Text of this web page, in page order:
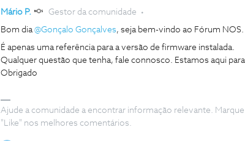
Mário P. Gestor da comunidade
Bom dia@Gonçalo Gonçalves, seja bem-vindo ao Fórum NOS.
É apenas uma referência para a versão de firmware instalada.
Qualquer questão que tenha, fale connosco. Estamos aqui para
Obrigado
Ajude a comunidade a encontrar informação relevante.
"Like" nos melhores comentários.